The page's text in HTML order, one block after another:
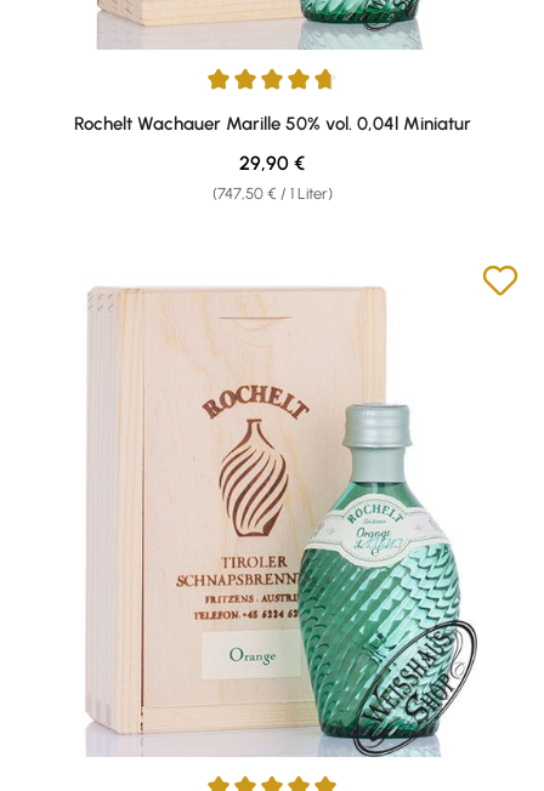
Durchschnittliche Bewertung von 4.71 von 5 Sternen
Rochelt Wachauer Marille 50% vol. 0,04l Miniatur
(747,50 € / 1 Liter)
Regulärer Preis:
29,90 €